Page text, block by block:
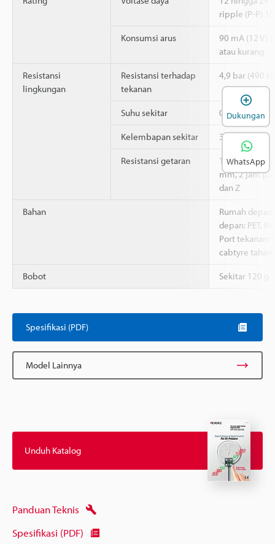
ripple (P-P)
Konsumsi arus
90 mA (12 V)
atau kurang
Resistansi
lingkungan
Resistansi terhadap
tekanan
4,9 bar (490
Suhu sekitar 0 hingga +50
Kelembapan sekitar 35 hingga 85
Resistansi getaran
10 hingga 55
mm, 2 jam
dan Z
Bahan
Rumah
depan: PET,
Port tekanan:
cabtyre tahan
Bobot Sekitar 120 g
Spesifikasi (PDF)
Model Lainnya
Unduh Katalog
Panduan Teknis
Spesifikasi (PDF)
Dukungan
WhatsApp